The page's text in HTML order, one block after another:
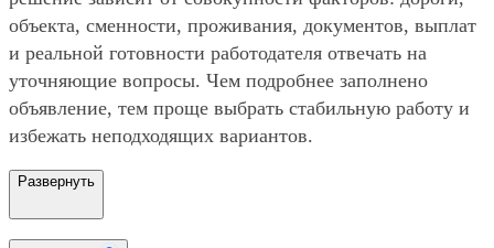
объекта, сменности, проживания, документов, выплат
и реальной готовности работодателя отвечать на
уточняющие вопросы. Чем подробнее заполнено
объявление, тем проще выбрать стабильную работу и
избежать неподходящих вариантов.
Развернуть